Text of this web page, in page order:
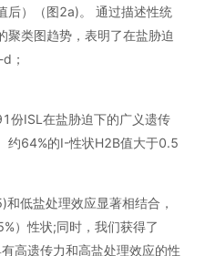
后）（图2a)。 通过描述性统
聚类图趋势，表明了在盐胁迫
；
份ISL在盐胁迫下的广义遗传
约64%的I-性状H2B值大于0.5
低盐处理效应显著相结合，
）性状;同时，我们获得了
高遗传力和高盐处理效应的性